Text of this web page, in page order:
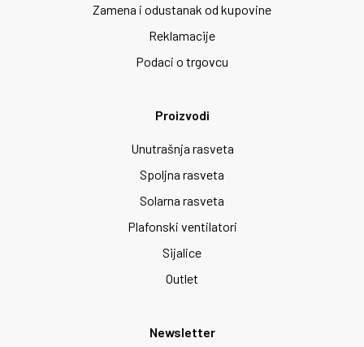
Zamena i odustanak od kupovine
Reklamacije
Podaci o trgovcu
Proizvodi
Unutrašnja rasveta
Spoljna rasveta
Solarna rasveta
Plafonski ventilatori
Sijalice
Outlet
Newsletter